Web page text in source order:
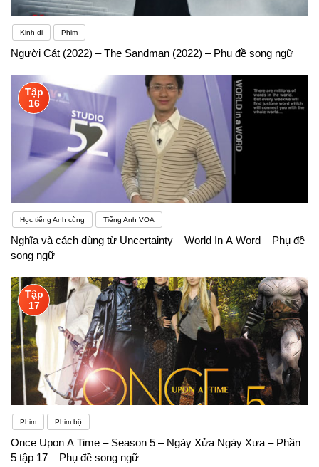
Kinh dị Phim
Người Cát (2022) – The Sandman (2022) – Phụ đề song ngữ
Tập
16
Học tiếng Anh cùng Tiếng Anh VOA
Nghĩa và cách dùng từ Uncertainty – World In A Word – Phụ đề
song ngữ
Tập
17
Phim Phim bộ
Once Upon A Time – Season 5 – Ngày Xửa Ngày Xưa – Phần
5 tập 17 – Phụ đề song ngữ